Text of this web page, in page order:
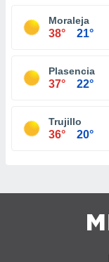
Moraleja
38° 21°
Plasencia
37° 22°
Trujillo
36° 20°